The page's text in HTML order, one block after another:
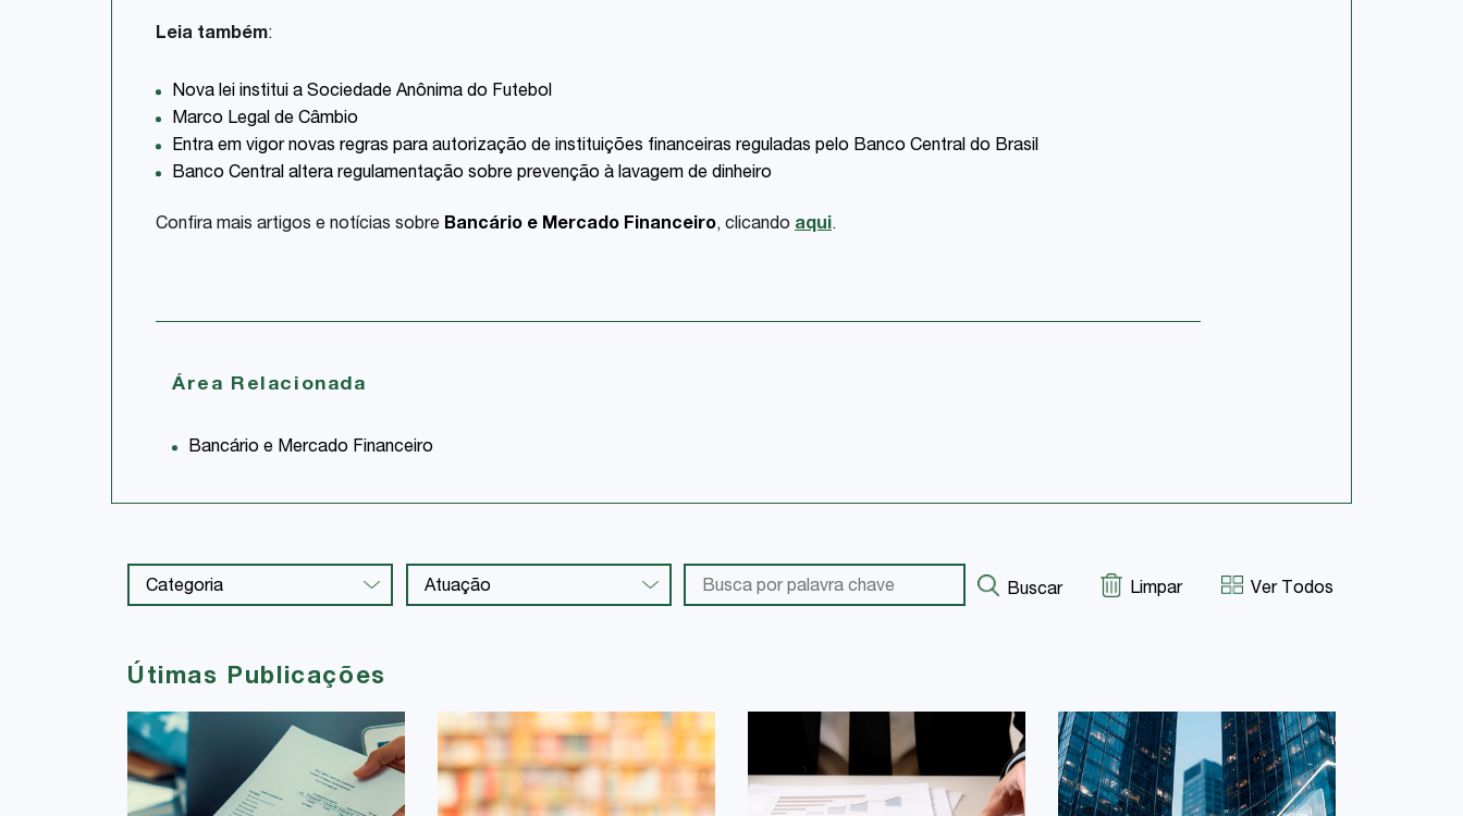
Leia também:
Nova lei institui a Sociedade Anônima do Futebol
Marco Legal de Câmbio
Entra em vigor novas regras para autorização de instituições financeiras reguladas pelo Banco Central do Brasil
Banco Central altera regulamentação sobre prevenção à lavagem de dinheiro
Confira mais artigos e notícias sobre Bancário e Mercado Financeiro, clicando aqui.
Área Relacionada
Bancário e Mercado Financeiro
Buscar Limpar Ver Todos
Útimas Publicações